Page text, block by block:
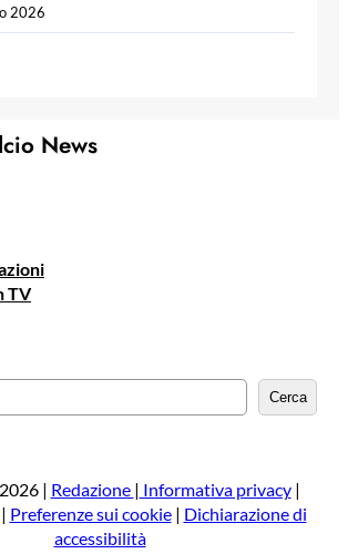
2026
News
TV
e
a
Cerca
| Redazione | Informativa privacy|
Preferenze sui cookie| Dichiarazione di
accessibilità